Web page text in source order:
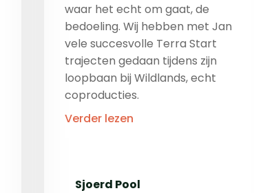
waar het echt om gaat, de
bedoeling. Wij hebben met Jan
vele succesvolle Terra Start
trajecten gedaan tijdens zijn
loopbaan bij Wildlands, echt
coproducties.
Verder lezen
Sjoerd Pool